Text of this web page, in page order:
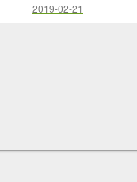
2019-02-21